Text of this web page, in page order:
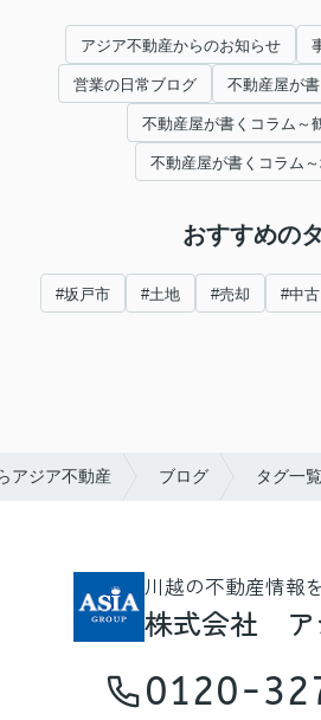
アジア不動産からのお知らせ
営業の日常ブログ 不動産屋が
不動産屋が書くコラム～
不動産屋が書くコラム
おすすめの
#坂戸市 #土地 #売却 #中古
アジア不動産 ブログ タグ一覧
川越の不動産情報
株式会社 ア
0120-